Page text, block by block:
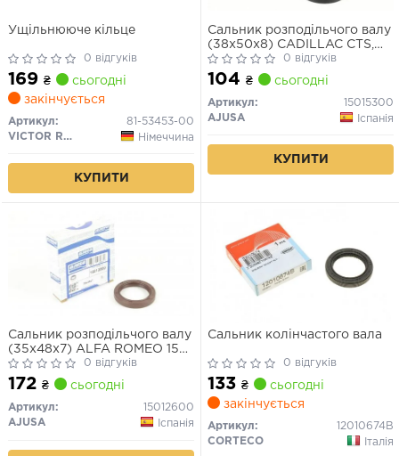
Ущільнююче кільце
0 відгуків
169 ₴
сьогодні
закінчується
Артикул:
81-53453-00
VICTOR REINZ
Німеччина
КУПИТИ
Сальник розподільчого валу
(38x50x8) CADILLAC CTS,
CHEVROLET CORSA, CRUZE,
TRAX, DAIHATSU APPLAUSE
I, APPLAUSE II, CHARADE III,
CHARADE IV, FEROZA, GRAN
MOVE, HIJET, TERIOS 1.3-4.0
0 відгуків
104 ₴ сьогодні
Артикул:
15015300
AJUSA
Іспанія
КУПИТИ
Сальник розподільчого валу
(35x48x7) ALFA ROMEO 159
CADILLAC BLS, CTS
CHEVROLET ASTRA, AVEO,
AVEO / KALOS, CAPTIVA,
CELTA, CHEVY, CORSA,
CRUZE, EPICA, EVANDA,
1.0-3.2
0 відгуків
172 ₴ сьогодні
Артикул:
15012600
AJUSA
Іспанія
Сальник колінчастого вала
0 відгуків
133 ₴
сьогодні
закінчується
Артикул:
12010674B
CORTECO
Італія